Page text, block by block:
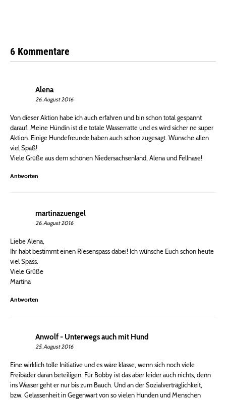
6 Kommentare
Alena
26. August 2016
Von dieser Aktion habe ich auch erfahren und bin schon total gespannt
darauf. Meine Hündin ist die totale Wasserratte und es wird sicher ne super
Aktion. Einige Hundefreunde haben auch schon zugesagt. Wünsche allen
viel Spaß!
Viele Grüße aus dem schönen Niedersachsenland, Alena und Fellnase!
Antworten
martinazuengel
26. August 2016
Liebe Alena,
Ihr habt bestimmt einen Riesenspass dabei! Ich wünsche Euch schon heute
viel Spass.
Viele Grüße
Martina
Antworten
Anwolf - Unterwegs auch mit Hund
25. August 2016
Eine wirklich tolle Initiative und es wäre klasse, wenn sich noch viele
Freibäder daran beteiligen. Für Bobby ist das aber leider auch nichts, denn
ins Wasser geht er nur bis zum Bauch. Und an der Sozialverträglichkeit,
bzw. Gelassenheit in Gegenwart von so vielen Hunden und Menschen